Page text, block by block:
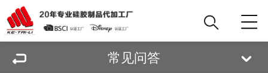
常见问答